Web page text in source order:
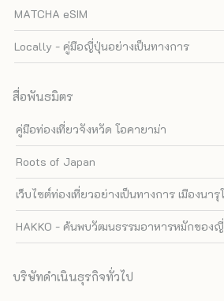
MATCHA eSIM
Locally - คู่มือญี่ปุ่นอย่างเป็นทางการ
สื่อพันธมิตร
คู่มือท่องเที่ยวจังหวัด โอคายาม่า
Roots of Japan
เว็บไซต์ท่องเที่ยวอย่างเป็นทางการ เมืองนารุ
HAKKO - ค้นพบวัฒนธรรมอาหารหมักของ
บริษัทดำเนินธุรกิจทั่วไป